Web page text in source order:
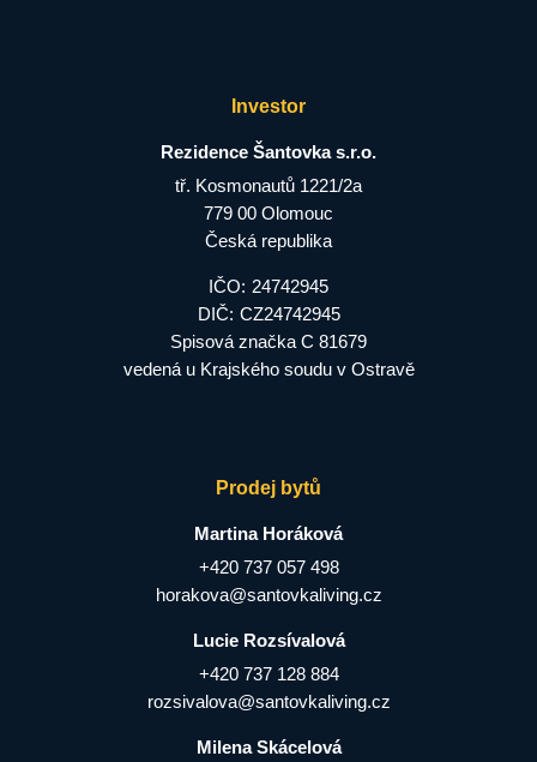
Investor
Rezidence Šantovka s.r.o.
tř. Kosmonautů 1221/2a
779 00 Olomouc
Česká republika
IČO: 24742945
DIČ: CZ24742945
Spisová značka C 81679
vedená u Krajského soudu v Ostravě
Prodej bytů
Martina Horáková
+420 737 057 498
horakova@santovkaliving.cz
Lucie Rozsívalová
+420 737 128 884
rozsivalova@santovkaliving.cz
Milena Skácelová